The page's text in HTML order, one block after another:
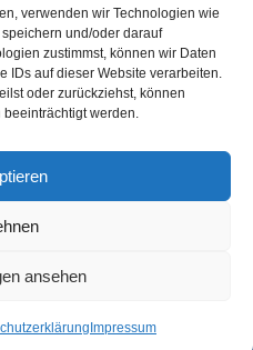
verwenden wir Technologien wie
und/oder darauf
zustimmst, können wir Daten
IDs auf dieser Website verarbeiten.
oder zurückziehst, können
beeinträchtigt werden.
ansehen
Impressum
Berlin.de